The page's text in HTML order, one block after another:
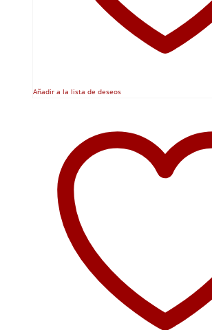
Añadir a la lista de deseos